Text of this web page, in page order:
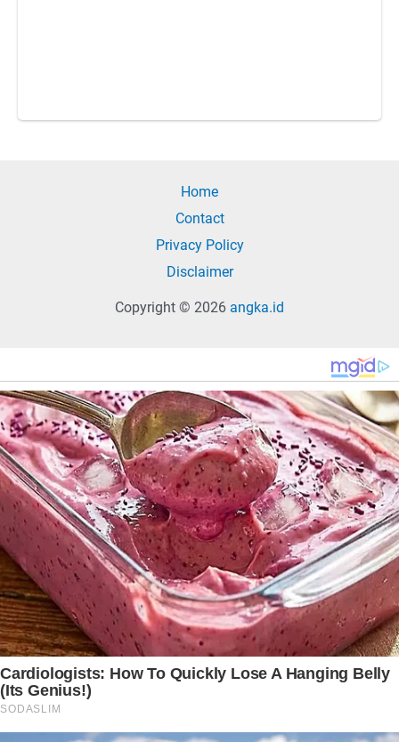
Home
Contact
Privacy Policy
Disclaimer
Copyright © 2026 angka.id